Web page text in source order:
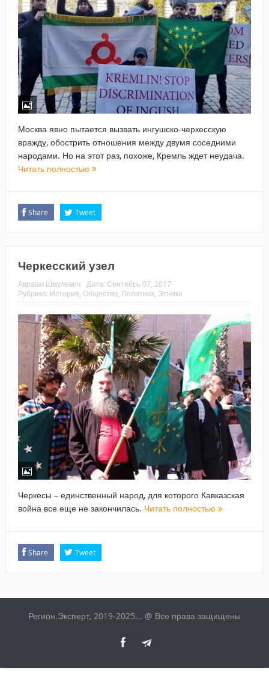
Москва явно пытается вызвать ингушско-черкесскую
вражду, обострить отношения между двумя соседними
народами. Но на этот раз, похоже, Кремль ждет неудача.
Читать полностью
Share Tweet
Черкесский узел
Авраам Шмулевич Дата: Сентябрь 07, 2017
Рубрика: История, Общество, Политика, Этника
Черкесы – единственный народ, для которого Кавказская
война все еще не закончилась. Читать полностью
Share Tweet
Регион.Эксперт, 2019-2025... @ Все права защищены